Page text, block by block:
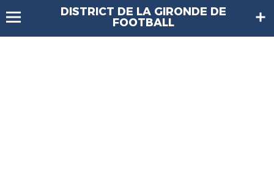
DISTRICT DE LA GIRONDE DE
FOOTBALL